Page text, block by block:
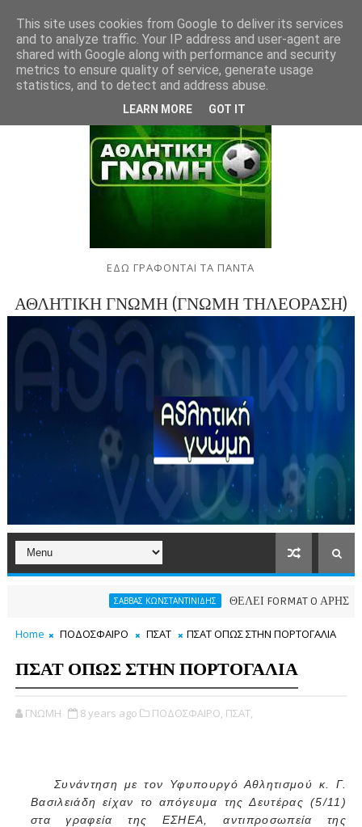
ΕΔΩ ΓΡΑΦΟΝΤΑΙ ΤΑ ΠΑΝΤΑ
ΑΘΛΗΤΙΚΗ ΓΝΩΜΗ (ΓΝΩΜΗ ΤΗΛΕΟΡΑΣΗ)
ΣΑΒΒΑΣ ΚΩΝΣΤΑΝΤΙΝΙΔΗΣ ΘΕΛΕΙ FORMAT O ΑΡΗΣ ΠΑΕ
Home ΠΟΔΟΣΦΑΙΡΟ ΠΣΑΤ ΠΣΑΤ ΟΠΩΣ ΣΤΗΝ ΠΟΡΤΟΓΑΛΙΑ
ΠΣΑΤ ΟΠΩΣ ΣΤΗΝ ΠΟΡΤΟΓΑΛΙΑ
ΓΝΩΜΗ 8 years ago ΠΟΔΟΣΦΑΙΡΟ, ΠΣΑΤ,
Συνάντηση με τον Υφυπουργό Αθλητισμού κ. Γ.
Βασιλειάδη είχαν το απόγευμα της Δευτέρας (5/11)
στα γραφεία της ΕΣΗΕΑ, αντιπροσωπεία της
This site uses cookies from Google to deliver its services
and to analyze traffic. Your IP address and user-agent are
shared with Google along with performance and security
metrics to ensure quality of service, generate usage
statistics, and to detect and address abuse.
LEARN MORE GOT IT